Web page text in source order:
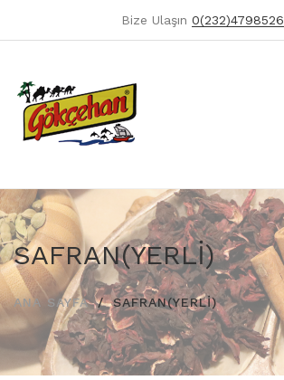
Bize Ulaşın 0(232)4798526
SAFRAN(YERLİ)
ANA SAYFA SAFRAN(YERLİ)